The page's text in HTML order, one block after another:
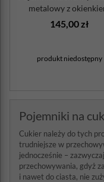
metalowy z
Classic Wesco
145,00 zł
produkt niedostępny
Pojemniki na
Cukier należy do tych
trudniejsze w
jednocześnie –
przechowywania, gdyż
i nawet do ciasta, nie